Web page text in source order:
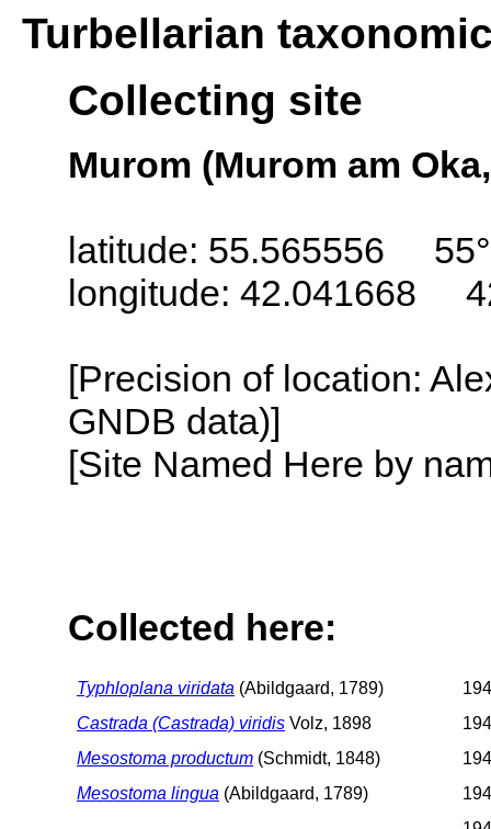
Turbellarian
Collecting site
Murom (Murom am
latitude: 55.565556
longitude: 42.041668
[Precision of location:
GNDB data)]
[Site Named Here by
Collected here:
Typhloplana viridata (Abildgaard, 1789)
Castrada (Castrada) viridis Volz, 1898
Mesostoma productum (Schmidt, 1848)
Mesostoma lingua (Abildgaard, 1789)